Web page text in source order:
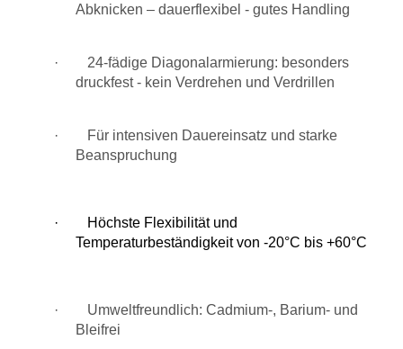
Abknicken – dauerflexibel - gutes Handling
· 24-fädige Diagonalarmierung: besonders
druckfest - kein Verdrehen und Verdrillen
· Für intensiven Dauereinsatz und starke
Beanspruchung
·
Höchste Flexibilität und
Temperaturbeständigkeit von -20°C bis +60°C
· Umweltfreundlich: Cadmium-, Barium- und
Bleifrei